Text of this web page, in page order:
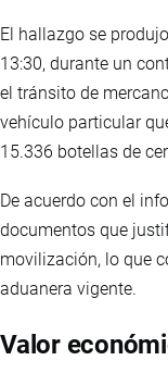
El hallazgo se
13:30, durante un
el tránsito de
vehículo particular
15.336 botellas de
De acuerdo con el
documentos que
movilización, lo que
aduanera vigente.
Valor